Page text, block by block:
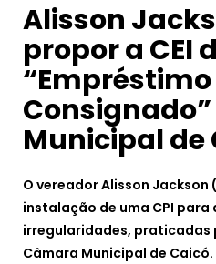
Alisson
propor a CEI
“Empréstimo
Municipal de
O vereador Alisson Jackson
instalação de uma CPI
irregularidades, praticadas
Câmara Municipal de